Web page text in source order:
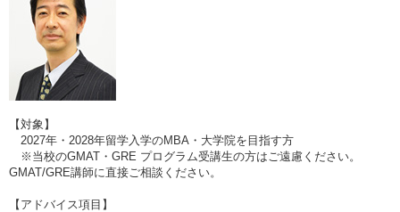
【対象】
2027年・2028年留学入学のMBA・大学院を目指す方
※当校のGMAT・GRE プログラム受講生の方はご遠慮ください。
GMAT/GRE講師に直接ご相談ください。
【アドバイス項目】